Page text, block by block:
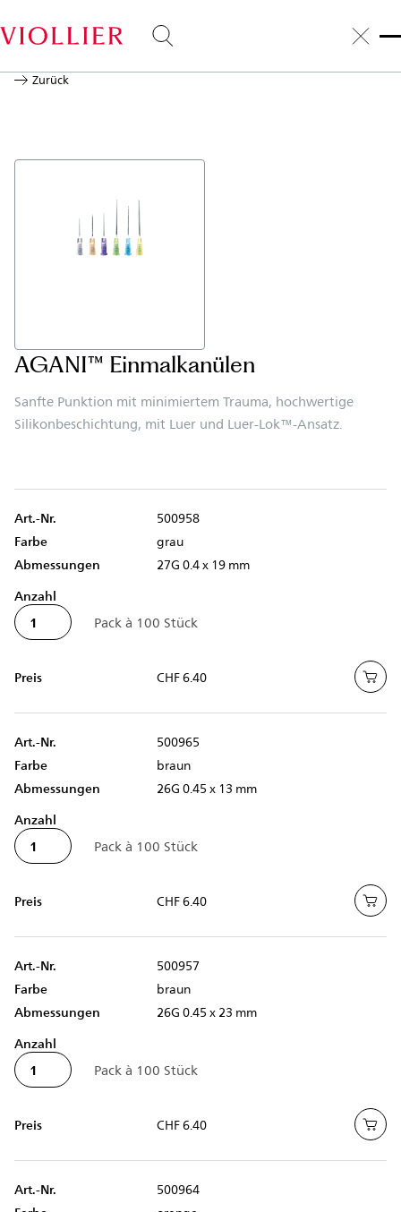
Zurück
AGANI™ Einmalkanülen
Sanfte Punktion mit minimiertem Trauma, hochwertige
Silikonbeschichtung, mit Luer und Luer-Lok™-Ansatz.
Art.-Nr.
500958
Farbe
grau
Abmessungen
27G 0.4 x 19 mm
Anzahl
Preis CHF 6.40
Art.-Nr.
500965
Farbe
braun
Abmessungen
26G 0.45 x 13 mm
Anzahl
Preis CHF 6.40
Art.-Nr.
500957
Farbe
braun
Abmessungen
26G 0.45 x 23 mm
Anzahl
Preis CHF 6.40
Art.-Nr.
500964